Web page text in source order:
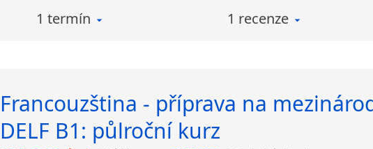
1 termín 1 recenze
Francouzština - příprava na
DELF B1: půlroční kurz